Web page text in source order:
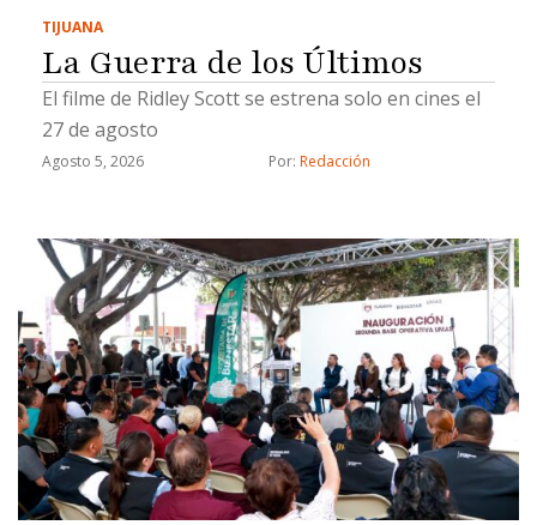
TIJUANA
La Guerra de los Últimos
El filme de Ridley Scott se estrena solo en cines el
27 de agosto
Agosto 5, 2026 Por: Redacción